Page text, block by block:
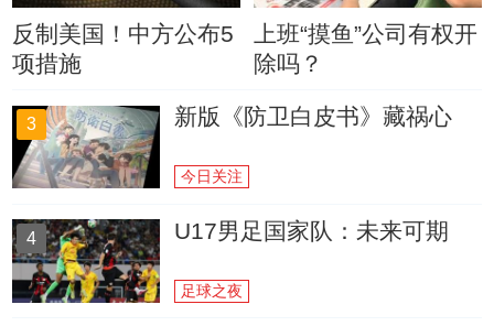
反制美国！中方公布5
项措施
上班“摸鱼”公司有权开
除吗？
3 新版《防卫白皮书》藏祸心
今日关注
4 U17男足国家队：未来可期
足球之夜